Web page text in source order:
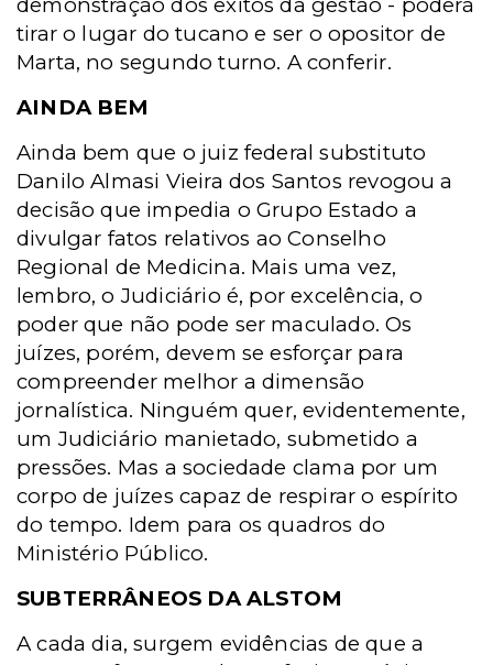
tirar o lugar do tucano e ser o opositor de
Marta, no segundo turno. A conferir.
AINDA BEM
Ainda bem que o juiz federal substituto
Danilo Almasi Vieira dos Santos revogou a
decisão que impedia o Grupo Estado a
divulgar fatos relativos ao Conselho
Regional de Medicina. Mais uma vez,
lembro, o Judiciário é, por excelência, o
poder que não pode ser maculado. Os
juízes, porém, devem se esforçar para
compreender melhor a dimensão
jornalística. Ninguém quer, evidentemente,
um Judiciário manietado, submetido a
pressões. Mas a sociedade clama por um
corpo de juízes capaz de respirar o espírito
do tempo. Idem para os quadros do
Ministério Público.
SUBTERRÂNEOS DA ALSTOM
A cada dia, surgem evidências de que a